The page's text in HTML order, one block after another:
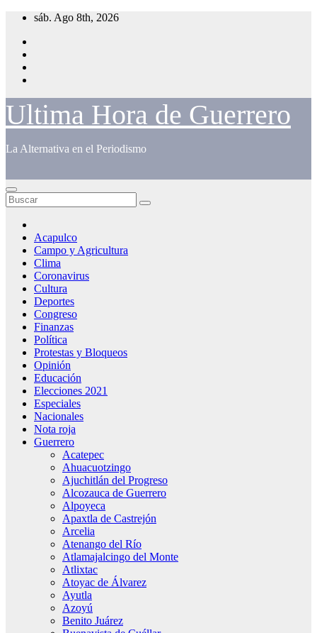
Saltar
contenido
sáb. Ago 8th, 2026
Ultima Hora de Guerrero
La Alternativa en el Periodismo
Acapulco
Campo y Agricultura
Clima
Coronavirus
Cultura
Deportes
Congreso
Finanzas
Política
Protestas y Bloqueos
Opinión
Educación
Elecciones 2021
Especiales
Nacionales
Nota roja
Guerrero
Acatepec
Ahuacuotzingo
Ajuchitlán del Progreso
Alcozauca de Guerrero
Alpoyeca
Apaxtla de Castrejón
Arcelia
Atenango del Río
Atlamajalcingo del Monte
Atlixtac
Atoyac de Álvarez
Ayutla
Azoyú
Benito Juárez